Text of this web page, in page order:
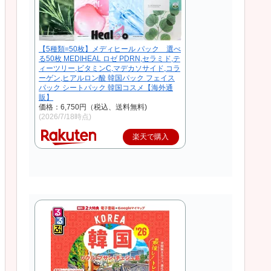
【5種類=50枚】メディヒール パック 選べ
る50枚 MEDIHEAL ロゼ PDRN,セラミド,テ
ィーツリー,ビタミンC,マデカソサイド,コラ
ーゲン,ヒアルロン酸 韓国パック フェイス
パック シートパック 韓国コスメ【海外通
販】
価格：6,750円（税込、送料無料)
(2026/7/18時点)
楽天で購入